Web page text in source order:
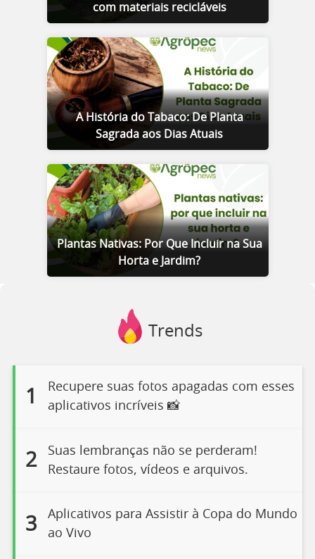
com materiais recicláveis
A História do Tabaco: De Planta
Sagrada aos Dias Atuais
Plantas Nativas: Por Que Incluir na Sua
Horta e Jardim?
Trends
1
Recupere suas fotos apagadas com esses
aplicativos incríveis 📸
2
Suas lembranças não se perderam!
Restaure fotos, vídeos e arquivos.
3
Aplicativos para Assistir à Copa do Mundo
ao Vivo